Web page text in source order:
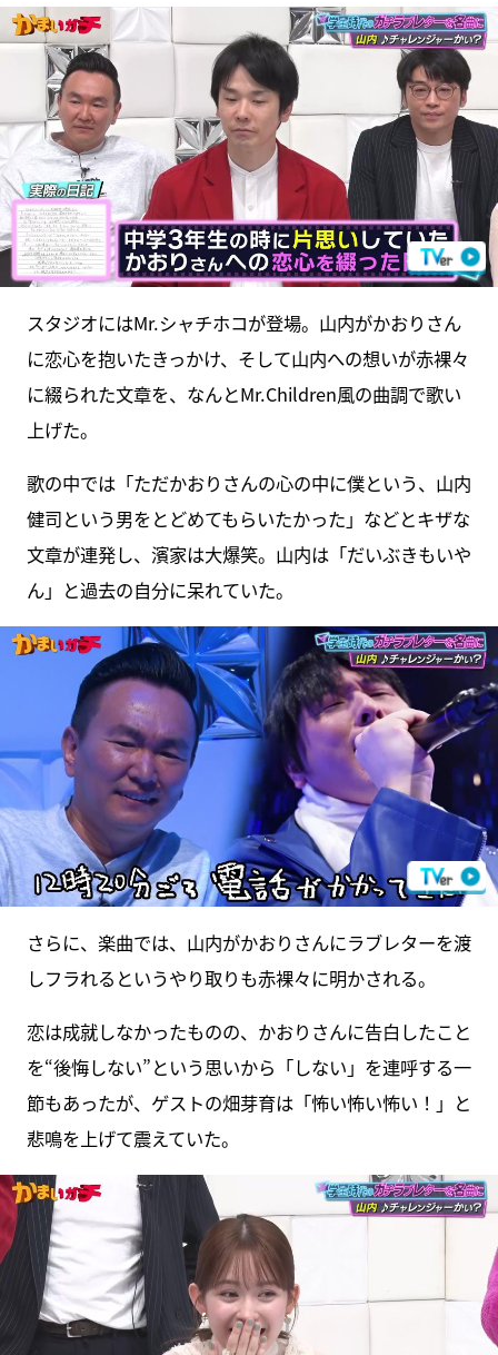
スタジオにはMr.シャチホコが登場。山内がかおりさん
に恋心を抱いたきっかけ、そして山内への想いが赤裸々
に綴られた文章を、なんとMr.Children風の曲調で歌い
上げた。
歌の中では「ただかおりさんの心の中に僕という、山内
健司という男をとどめてもらいたかった」などとキザな
文章が連発し、濱家は大爆笑。山内は「だいぶきもいや
ん」と過去の自分に呆れていた。
さらに、楽曲では、山内がかおりさんにラブレターを渡
しフラれるというやり取りも赤裸々に明かされる。
恋は成就しなかったものの、かおりさんに告白したこと
を“後悔しない”という思いから「しない」を連呼する一
節もあったが、ゲストの畑芽育は「怖い怖い怖い！」と
悲鳴を上げて震えていた。